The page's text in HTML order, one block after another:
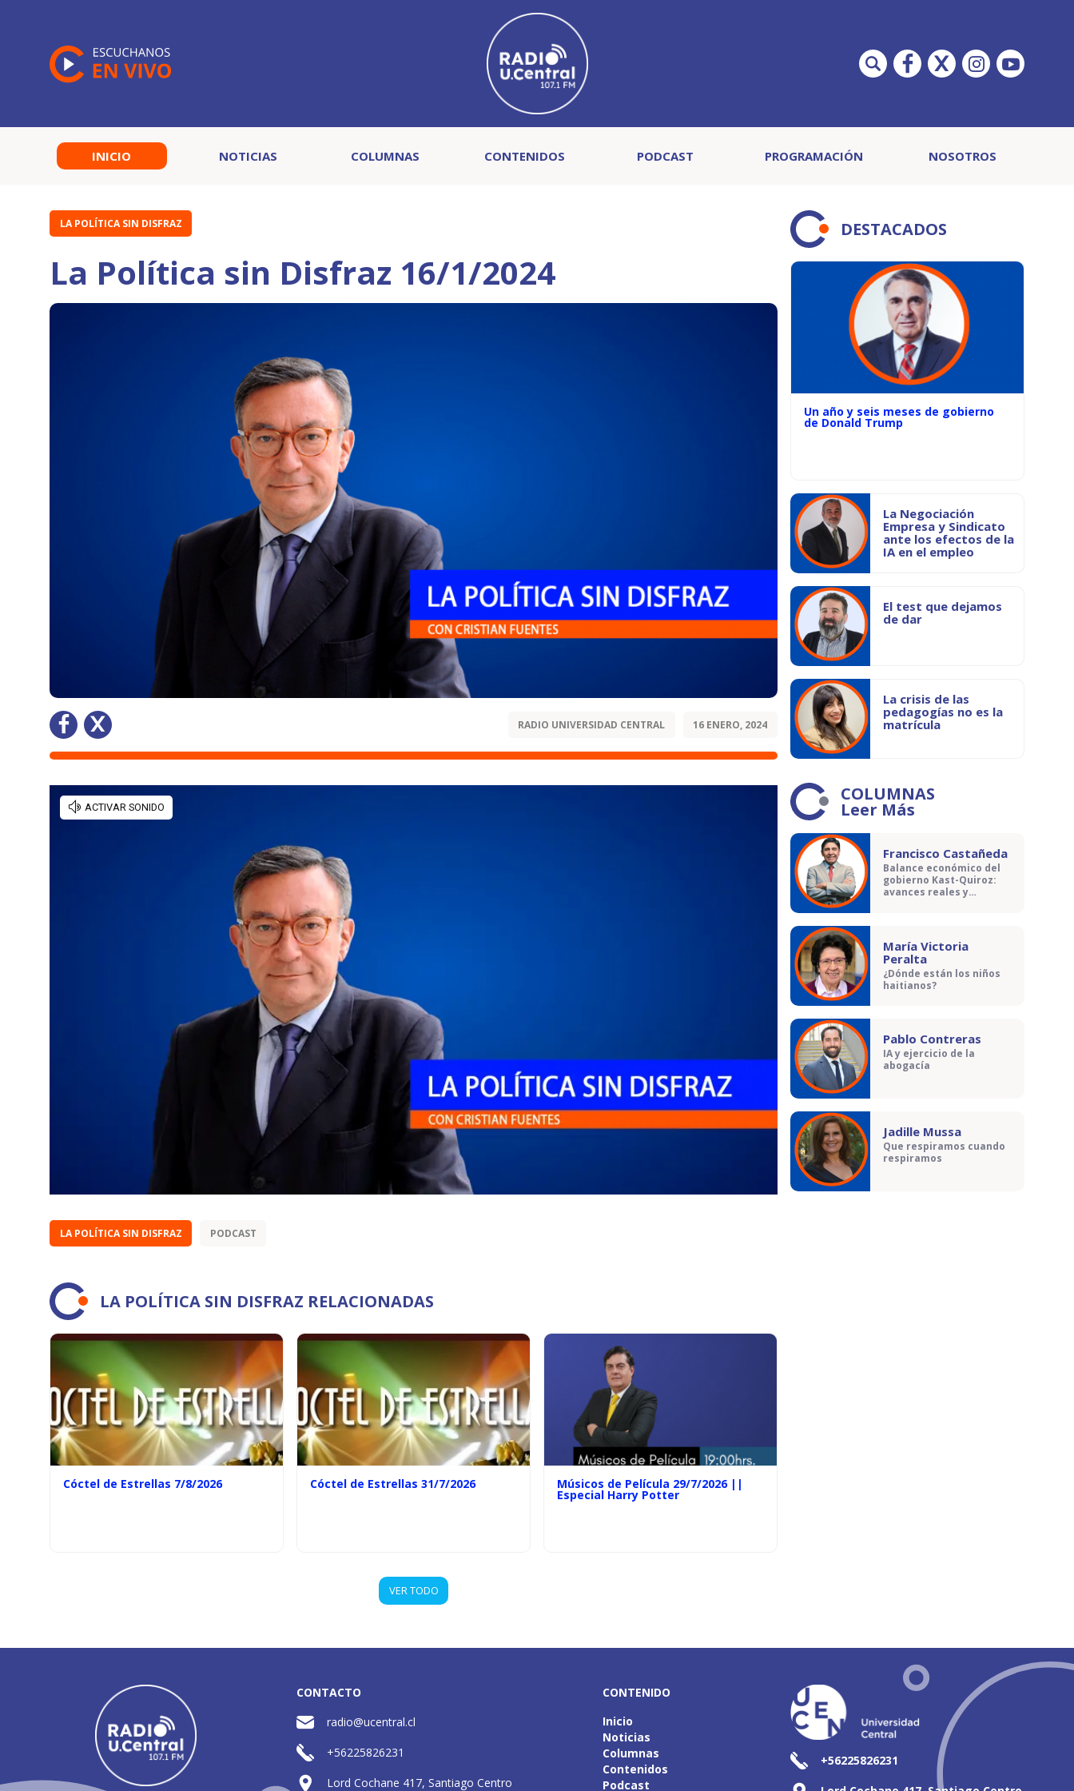
INICIO NOTICIAS COLUMNAS CONTENIDOS PODCAST PROGRAMACIÓN NOSOTROS
LA POLÍTICA SIN DISFRAZ
La Política sin Disfraz 16/1/2024
RADIO UNIVERSIDAD CENTRAL 16 ENERO, 2024
LA POLÍTICA SIN DISFRAZ PODCAST
LA POLÍTICA SIN DISFRAZ RELACIONADAS
Cóctel de Estrellas 7/8/2026 Cóctel de Estrellas 31/7/2026 Músicos de Película 29/7/2026 ||
Especial Harry Potter
VER TODO
DESTACADOS
Un año y seis meses de gobierno
de Donald Trump
La Negociación
Empresa y Sindicato
ante los efectos de la
IA en el empleo
El test que dejamos
de dar
La crisis de las
pedagogías no es la
matrícula
COLUMNAS
Leer Más
Francisco Castañeda
Balance económico del
gobierno Kast-Quiroz:
avances reales y
María Victoria
Peralta
¿Dónde están los niños
haitianos?
Pablo Contreras
IA y ejercicio de la
abogacía
Jadille Mussa
Que respiramos cuando
respiramos
CONTACTO
radio@ucentral.cl
+56225826231
Lord Cochane 417, Santiago Centro
CONTENIDO
Inicio
Noticias
Columnas
Contenidos
Podcast
+56225826231